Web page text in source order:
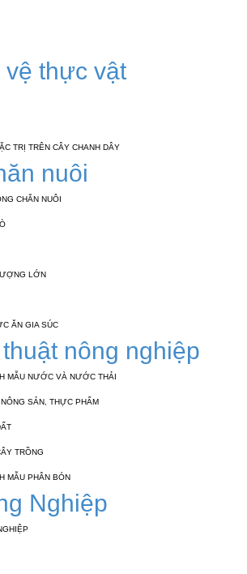
thực vật
TRỊ TRÊN CÂY CHANH DÂY
nuôi
CHĂN NUÔI
LỚN
ĂN GIA SÚC
nông nghiệp
MẪU NƯỚC VÀ NƯỚC THẢI
SẢN, THỰC PHẨM
TRỒNG
MẪU PHÂN BÓN
Nghiệp